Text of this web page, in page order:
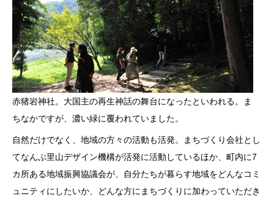
赤猪岩神社。大国主の再生神話の舞台になったといわれる。ま
ちなかですが、濃い緑に覆われていました。
自然だけでなく、地域の方々の活動も活発。まちづくり会社とし
てなんぶ里山デザイン機構が活発に活動しているほか、町内に7
カ所ある地域振興協議会が、自分たちが暮らす地域をどんなコミ
ュニティにしたいか、どんな方にまちづくりに加わっていただき